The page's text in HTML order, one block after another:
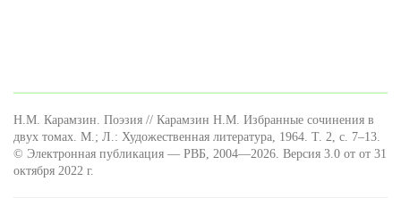
Н.М. Карамзин. Поэзия // Карамзин Н.М. Избранные сочинения в
двух томах. М.; Л.: Художественная литература, 1964. Т. 2, с. 7–13.
© Электронная публикация — РВБ, 2004—2026. Версия 3.0 от от 31
октября 2022 г.